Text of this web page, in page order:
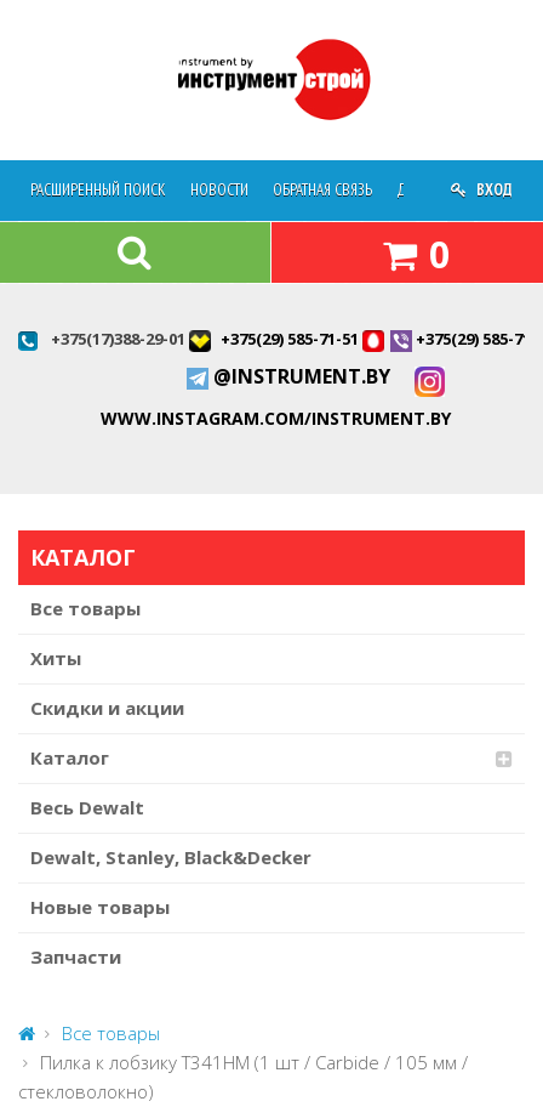
РАСШИРЕННЫЙ ПОИСК НОВОСТИ ОБРАТНАЯ СВЯЗЬ ДОСТАВКА О
ВХОД
0
+375(17)388-29-01 +375(29) 585-71-51 +375(29) 585-71-
@INSTRUMENT.BY
WWW.INSTAGRAM.COM/INSTRUMENT.BY
КАТАЛОГ
Все товары
Хиты
Скидки и акции
Каталог
Весь Dewalt
Dewalt, Stanley, Black&Decker
Новые товары
Запчасти
Все товары
Пилка к лобзику T341HМ (1 шт / Carbide / 105 мм /
стекловолокно)